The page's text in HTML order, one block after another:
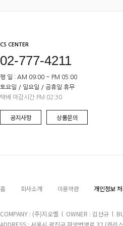
CS CENTER
02-777-4211
평 일 : AM 09:00 ~ PM 05:00
토요일 / 일요일 / 공휴일 휴무
택배 마감시간 PM 02:30
공지사항 상품문의
홈 회사소개 이용약관 개인정보
COMPANY : (주)지오벨 l OWNER : 김선규 l
ADDRESS : 서울시 광진구 자양번영로 32 (카